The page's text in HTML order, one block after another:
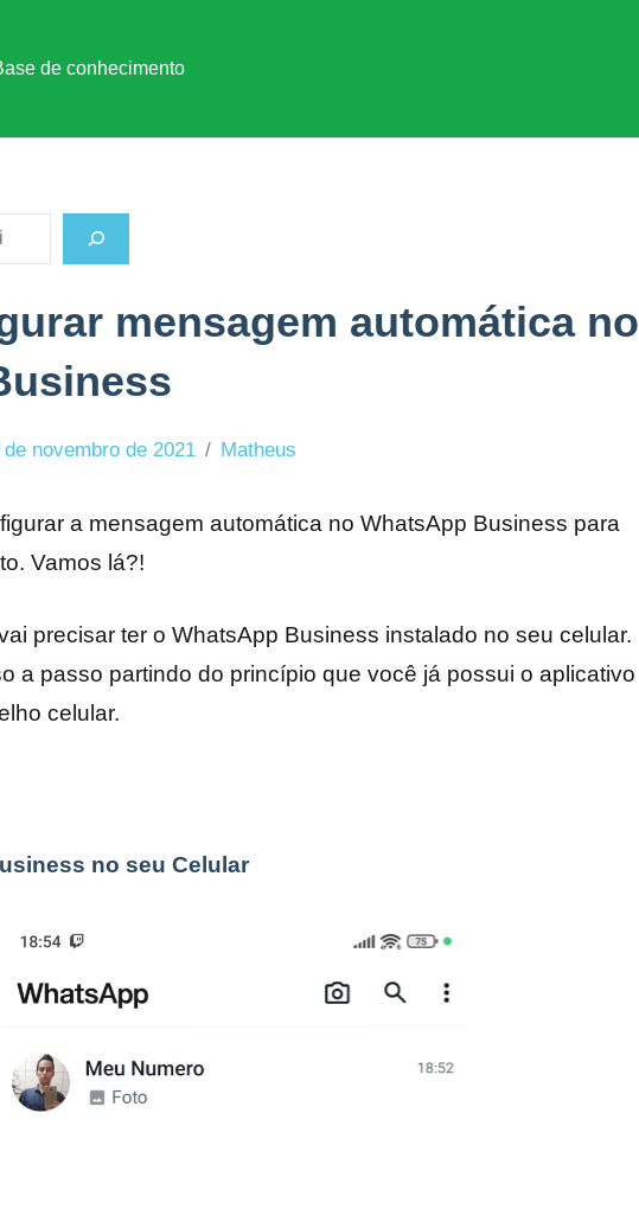
de conhecimento
mensagem automática no
de novembro de 2021 Matheus
a mensagem automática no WhatsApp Business para
Vamos lá?!
precisar ter o WhatsApp Business instalado no seu celular.
a passo partindo do princípio que você já possui o aplicativo
celular.
no seu Celular